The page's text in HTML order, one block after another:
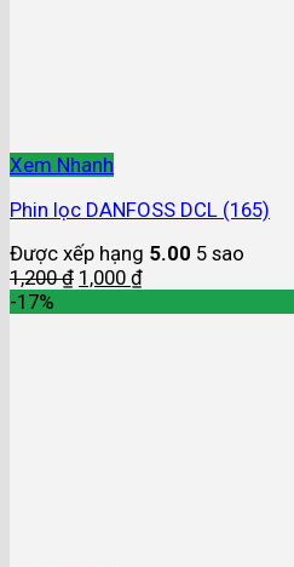
Xem Nhanh
Phin lọc DANFOSS DCL (165)
Được xếp hạng 5.00 5 sao
1,200₫ 1,000 ₫
-17%